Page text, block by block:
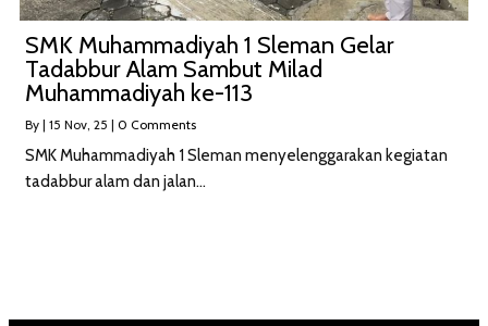
SMK Muhammadiyah 1 Sleman Gelar
Tadabbur Alam Sambut Milad
Muhammadiyah ke-113
By | 15 Nov, 25 | 0 Comments
SMK Muhammadiyah 1 Sleman menyelenggarakan kegiatan
tadabbur alam dan jalan…